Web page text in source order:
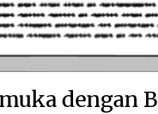
dengan